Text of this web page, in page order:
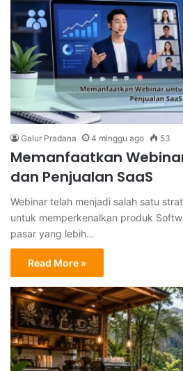
Galur Pradana 4 minggu ago 53
Memanfaatkan
dan Penjualan SaaS
Webinar telah menjadi salah satu
untuk memperkenalkan produk
pasar yang lebih…
Read More »